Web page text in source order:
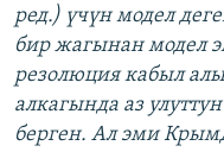
ред.) үчүн модел
бир жагынан модел
резолюция кабыл
алкагында аз
берген. Ал эми